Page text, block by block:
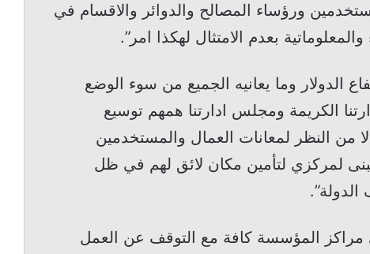
ورؤساء المصالح والدوائر والاقسام في
بعدم الامتثال لهكذا امر”.
الدولار وما يعانيه الجميع من سوء الوضع
الكريمة ومجلس ادارتنا همهم توسيع
النظر لمعانات العمال والمستخدمين
لمركزي لتأمين مكان لائق لهم في ظل
مراكز المؤسسة كافة مع التوقف عن العمل